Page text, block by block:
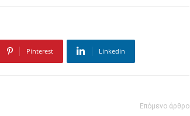
Pinterest Linkedin
Επόμενο άρθρο